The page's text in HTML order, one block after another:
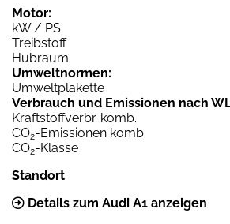
Motor:
kW / PS
Treibstoff
Hubraum
Umweltnormen:
Umweltplakette
Verbrauch und Emissionen nach
Kraftstoffverbr. komb.
CO2-Emissionen komb.
CO2-Klasse
Standort
Details zum Audi A1 anzeigen